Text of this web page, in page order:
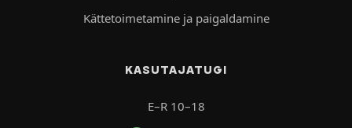
Kättetoimetamine ja paigaldamine
KASUTAJATUGI
E–R 10–18